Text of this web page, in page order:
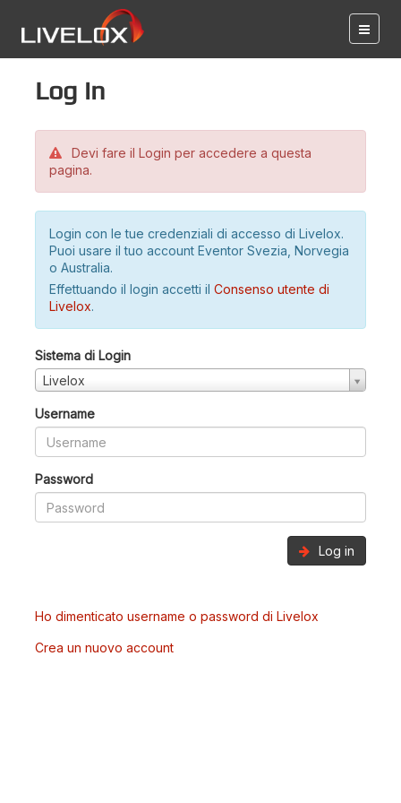
Log in
Devi fare il Login per accedere a questa
pagina.
Login con le tue credenziali di accesso di Livelox.
Puoi usare il tuo account Eventor Svezia, Norvegia
o Australia.
Effettuando il login accetti il Consenso utente di
Livelox.
Sistema di Login
Livelox
Username
Password
Log in
Ho dimenticato username o password di Livelox
Crea un nuovo account